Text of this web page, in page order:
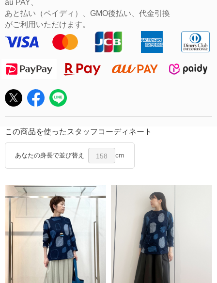
au PAY、
あと払い（ペイディ）、GMO後払い、代金引換
がご利用いただけます。
この商品を使ったスタッフコーディネート
あなたの身長で並び替え 158 cm